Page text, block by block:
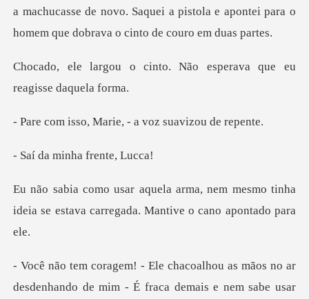
a machucasse de novo. Saquei a pi
nto. Não esperava que eu
Marie, - a voz su
minha fre
em mesmo tinha
ideia se estava carreg
hou as mãos no ar
desdenhando de mim